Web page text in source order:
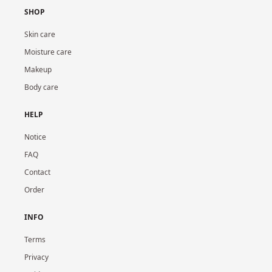
SHOP
Skin care
Moisture care
Makeup
Body care
HELP
Notice
FAQ
Contact
Order
INFO
Terms
Privacy